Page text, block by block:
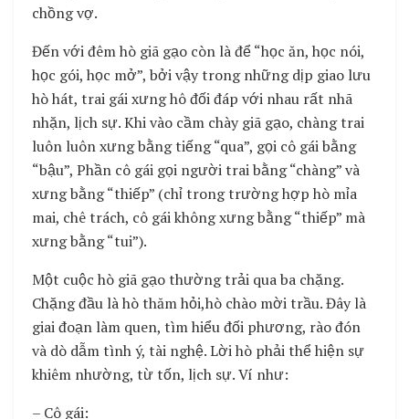
chồng vợ.
Đến với đêm hò giã gạo còn là để “học ăn, học nói,
học gói, học mở”, bởi vậy trong những dịp giao lưu
hò hát, trai gái xưng hô đối đáp với nhau rất nhã
nhặn, lịch sự. Khi vào cầm chày giã gạo, chàng trai
luôn luôn xưng bằng tiếng “qua”, gọi cô gái bằng
“bậu”, Phần cô gái gọi người trai bằng “chàng” và
xưng bằng “thiếp” (chỉ trong trường hợp hò mỉa
mai, chê trách, cô gái không xưng bằng “thiếp” mà
xưng bằng “tui”).
Một cuộc hò giã gạo thường trải qua ba chặng.
Chặng đầu là hò thăm hỏi,hò chào mời trầu. Đây là
giai đoạn làm quen, tìm hiểu đối phương, rào đón
và dò dẫm tình ý, tài nghệ. Lời hò phải thể hiện sự
khiêm nhường, từ tốn, lịch sự. Ví như:
– Cô gái: